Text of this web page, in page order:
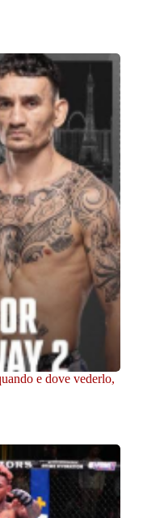
e dove vederlo,